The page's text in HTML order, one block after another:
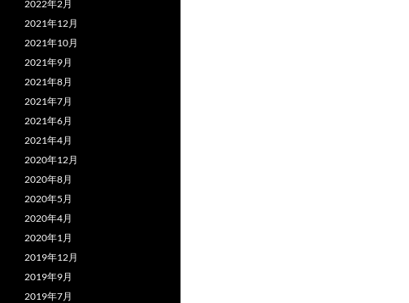
2022年2月
2021年12月
2021年10月
2021年9月
2021年8月
2021年7月
2021年6月
2021年4月
2020年12月
2020年8月
2020年5月
2020年4月
2020年1月
2019年12月
2019年9月
2019年7月